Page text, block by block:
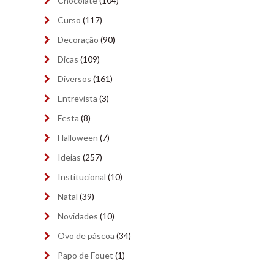
abril 2024(9)
fevereiro 2024
janeiro 2024(9)
dezembro 2023
outubro 2023
setembro 2023(9)
julho 2023
junho 2023(9)
Curso (117)
Decoração (90)
Dicas (109)
Diversos (161)
Entrevista (3)
Festa (8)
Halloween (7)
Ideias (257)
Institucional (10)
Natal (39)
Novidades (10)
Ovo de páscoa (34)
Papo de Fouet (1)